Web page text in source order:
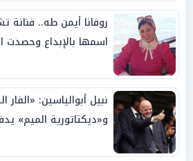
روفانا أيمن طه..
اسمها بالإبداع وحصدت
نبيل أبوالياسين:
و«ديكتاتورية الميم»